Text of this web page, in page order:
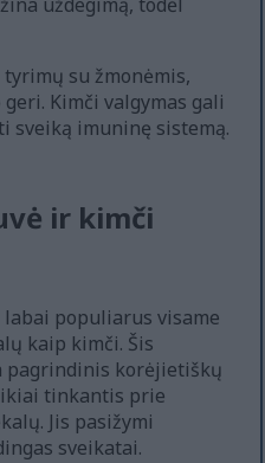
su žmonėmis,
Kimči valgymas gali
sveiką imuninę sistemą.
ir kimči
populiarus visame
kaip kimči. Šis
pagrindinis korėjietiškų
tinkantis prie
Jis pasižymi
sveikatai.